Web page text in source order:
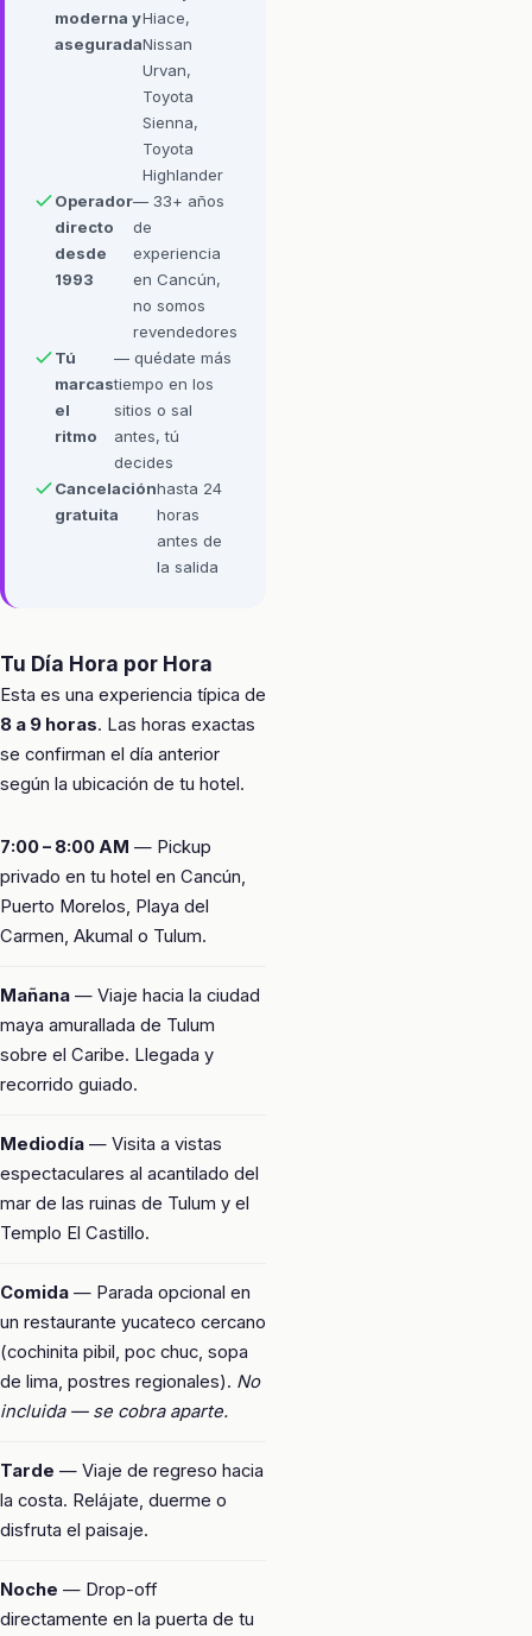
moderna y
asegurada
Hiace,
Nissan
Urvan,
Toyota
Sienna,
Toyota
Highlander
Operador
directo
desde
1993
— 33+ años
de
experiencia
en Cancún,
no somos
revendedores
Tú
marcas
el
ritmo
— quédate más
tiempo en los
sitios o sal
antes, tú
decides
Cancelación
gratuita
hasta 24
horas
antes de
la salida
Tu Día Hora por Hora
Esta es una experiencia típica de
8 a 9 horas. Las horas exactas
se confirman el día anterior
según la ubicación de tu hotel.
7:00 – 8:00 AM — Pickup
privado en tu hotel en Cancún,
Puerto Morelos, Playa del
Carmen, Akumal o Tulum.
Mañana — Viaje hacia la ciudad
maya amurallada de Tulum
sobre el Caribe. Llegada y
recorrido guiado.
Mediodía — Visita a vistas
espectaculares al acantilado del
mar de las ruinas de Tulum y el
Templo El Castillo.
Comida — Parada opcional en
un restaurante yucateco cercano
(cochinita pibil, poc chuc, sopa
de lima, postres regionales). No
incluida — se cobra aparte.
Tarde — Viaje de regreso hacia
la costa. Relájate, duerme o
disfruta el paisaje.
Noche — Drop-off
directamente en la puerta de tu